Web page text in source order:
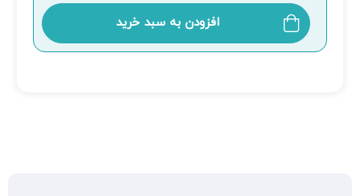
افزودن به سبد خرید